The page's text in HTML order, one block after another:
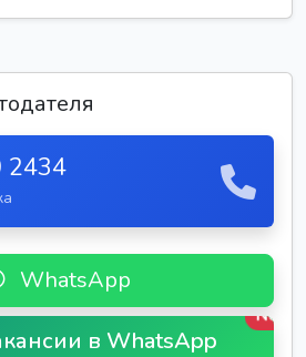
2434
WhatsApp
в WhatsApp
New